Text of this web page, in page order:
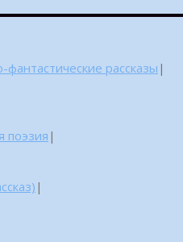
рассказы |
поэзия |
|